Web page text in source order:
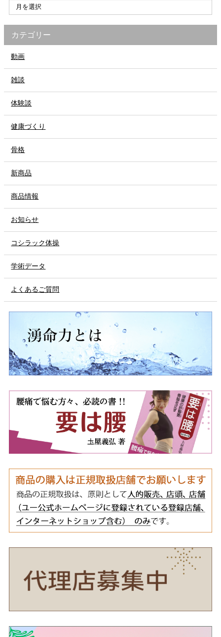
カテゴリー
動画
雑談
体験談
健康づくり
骨格
新商品
商品情報
お知らせ
コシラック体操
学術データ
よくあるご質問